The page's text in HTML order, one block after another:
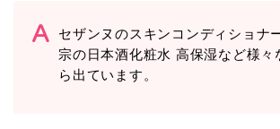
セザンヌのスキンコンディショナ
宗の日本酒化粧水 高保湿など様々
ら出ています。